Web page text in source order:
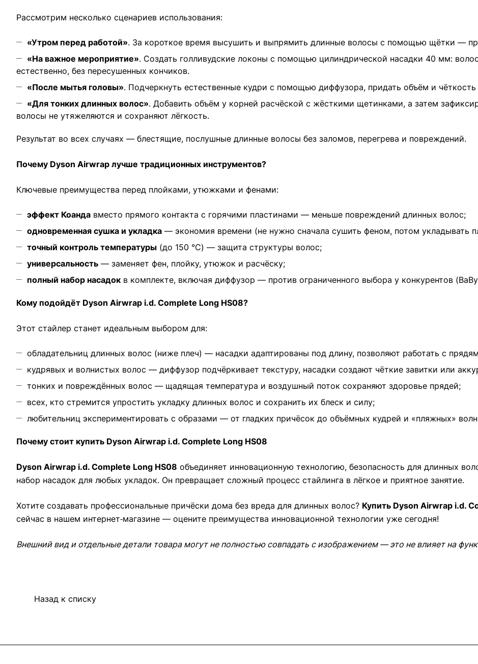
Рассмотрим несколько сценариев использования:
«Утром перед работой». За короткое время высушить и выпрямить длинные волосы с помощью щётки —
«На важное мероприятие». Создать голливудские локоны с помощью цилиндрической насадки 40 мм:
естественно, без пересушенных кончиков.
«После мытья головы». Подчеркнуть естественные кудри с помощью диффузора, придать объём и
«Для тонких длинных волос». Добавить объём у корней расчёской с жёсткими щетинками, а затем
волосы не утяжеляются и сохраняют лёгкость.
Результат во всех случаях — блестящие, послушные длинные волосы без заломов, перегрева и повреждений.
Почему Dyson Airwrap лучше традиционных инструментов?
Ключевые преимущества перед плойками, утюжками и фенами:
эффект Коанда вместо прямого контакта с горячими пластинами — меньше повреждений длинных волос;
одновременная сушка и укладка — экономия времени (не нужно сначала сушить феном, потом укладывать
точный контроль температуры (до 150 °C) — защита структуры волос;
универсальность — заменяет фен, плойку, утюжок и расчёску;
полный набор насадок в комплекте, включая диффузор — против ограниченного выбора у конкурентов
Кому подойдёт Dyson Airwrap i.d. Complete Long HS08?
Этот стайлер станет идеальным выбором для:
обладательниц длинных волос (ниже плеч) — насадки адаптированы под длину, позволяют работать с
кудрявых и волнистых волос — диффузор подчёркивает текстуру, насадки создают чёткие завитки или
тонких и повреждённых волос — щадящая температура и воздушный поток сохраняют здоровье прядей;
всех, кто стремится упростить укладку длинных волос и сохранить их блеск и силу;
любительниц экспериментировать с образами — от гладких причёсок до объёмных кудрей и «пляжных»
Почему стоит купить Dyson Airwrap i.d. Complete Long HS08
Dyson Airwrap i.d. Complete Long HS08 объединяет инновационную технологию, безопасность для длинных
набор насадок для любых укладок. Он превращает сложный процесс стайлинга в лёгкое и приятное занятие.
Хотите создавать профессиональные причёски дома без вреда для длинных волос? Купить Dyson Airwrap i.d.
сейчас в нашем интернет‑магазине — оцените преимущества инновационной технологии уже сегодня!
Внешний вид и отдельные детали товара могут не полностью совпадать с изображением — это не влияет на
Назад к списку